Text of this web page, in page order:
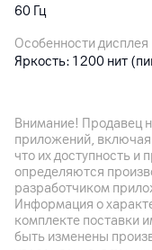
60 Гц
Особенности дисплея
Яркость: 1200 нит
Основная камера
Разрешение камеры
48Мп
Разрешение видео
4K
Внимание! Продавец
приложений, включая
что их доступность
определяются
разработчиком
Информация о
комплекте поставки
быть изменены